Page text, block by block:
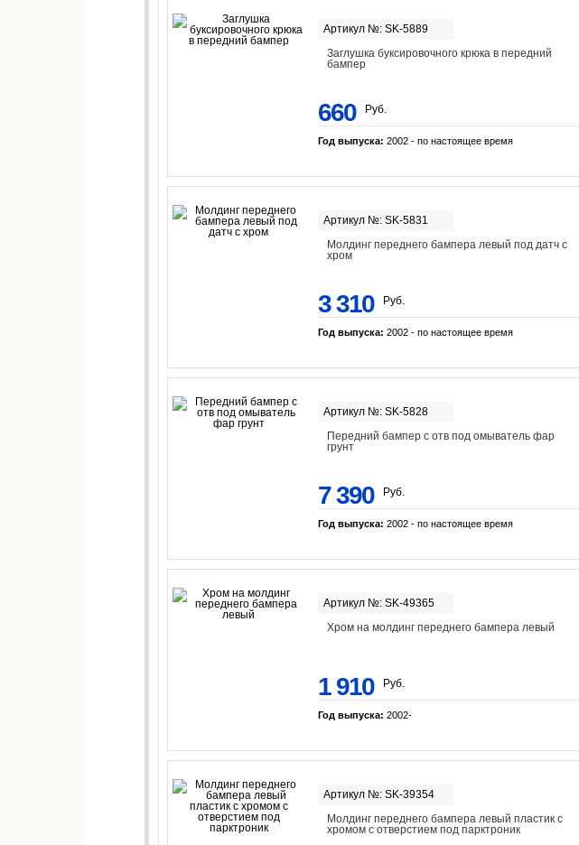
Артикул №: SK-5889
Заглушка буксировочного крюка в передний
бампер
660 Руб.
Год выпуска: 2002 - по настоящее время
Артикул №: SK-5831
Молдинг переднего бампера левый под датч с
хром
3 310 Руб.
Год выпуска: 2002 - по настоящее время
Артикул №: SK-5828
Передний бампер с отв под омыватель фар
грунт
7 390 Руб.
Год выпуска: 2002 - по настоящее время
Артикул №: SK-49365
Хром на молдинг переднего бампера левый
1 910 Руб.
Год выпуска: 2002-
Артикул №: SK-39354
Молдинг переднего бампера левый пластик с
хромом с отверстием под парктроник